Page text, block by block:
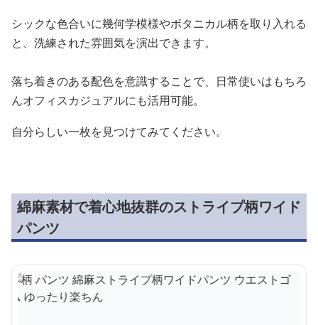
シックな色合いに幾何学模様やボタニカル柄を取り入れる
と、洗練された雰囲気を演出できます。
落ち着きのある配色を意識することで、日常使いはもちろ
んオフィスカジュアルにも活用可能。
自分らしい一枚を見つけてみてください。
綿麻素材で着心地抜群のストライプ柄ワイド
パンツ